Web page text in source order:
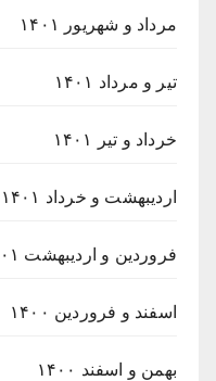
مرداد و شهریور ۱۴۰۱
تیر و مرداد ۱۴۰۱
خرداد و تیر ۱۴۰۱
اردیبهشت و خرداد ۱۴۰۱
فروردین و اردیبهشت ۱۴۰۱
اسفند و فروردین ۱۴۰۰
بهمن و اسفند ۱۴۰۰